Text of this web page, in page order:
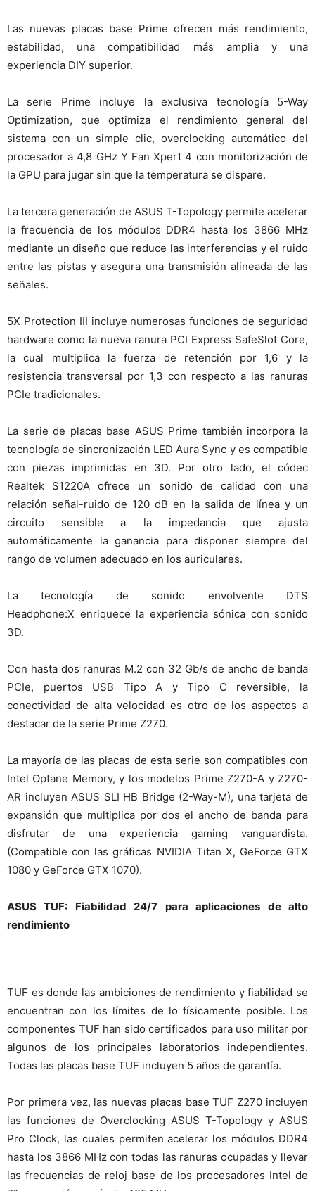
Las nuevas placas base Prime ofrecen más rendimiento,
estabilidad, una compatibilidad más amplia y una
experiencia DIY superior.
La serie Prime incluye la exclusiva tecnología 5-Way
Optimization, que optimiza el rendimiento general del
sistema con un simple clic, overclocking automático del
procesador a 4,8 GHz Y Fan Xpert 4 con monitorización de
la GPU para jugar sin que la temperatura se dispare.
La tercera generación de ASUS T-Topology permite acelerar
la frecuencia de los módulos DDR4 hasta los 3866 MHz
mediante un diseño que reduce las interferencias y el ruido
entre las pistas y asegura una transmisión alineada de las
señales.
5X Protection III incluye numerosas funciones de seguridad
hardware como la nueva ranura PCI Express SafeSlot Core,
la cual multiplica la fuerza de retención por 1,6 y la
resistencia transversal por 1,3 con respecto a las ranuras
PCIe tradicionales.
La serie de placas base ASUS Prime también incorpora la
tecnología de sincronización LED Aura Sync y es compatible
con piezas imprimidas en 3D. Por otro lado, el códec
Realtek S1220A ofrece un sonido de calidad con una
relación señal-ruido de 120 dB en la salida de línea y un
circuito sensible a la impedancia que ajusta
automáticamente la ganancia para disponer siempre del
rango de volumen adecuado en los auriculares.
La tecnología de sonido envolvente DTS
Headphone:X enriquece la experiencia sónica con sonido
3D.
Con hasta dos ranuras M.2 con 32 Gb/s de ancho de banda
PCIe, puertos USB Tipo A y Tipo C reversible, la
conectividad de alta velocidad es otro de los aspectos a
destacar de la serie Prime Z270.
La mayoría de las placas de esta serie son compatibles con
Intel Optane Memory, y los modelos Prime Z270-A y Z270-
AR incluyen ASUS SLI HB Bridge (2-Way-M), una tarjeta de
expansión que multiplica por dos el ancho de banda para
disfrutar de una experiencia gaming vanguardista.
(Compatible con las gráficas NVIDIA Titan X, GeForce GTX
1080 y GeForce GTX 1070).
ASUS TUF: Fiabilidad 24/7 para aplicaciones de alto
rendimiento
TUF es donde las ambiciones de rendimiento y fiabilidad se
encuentran con los límites de lo físicamente posible. Los
componentes TUF han sido certificados para uso militar por
algunos de los principales laboratorios independientes.
Todas las placas base TUF incluyen 5 años de garantía.
Por primera vez, las nuevas placas base TUF Z270 incluyen
las funciones de Overclocking ASUS T-Topology y ASUS
Pro Clock, las cuales permiten acelerar los módulos DDR4
hasta los 3866 MHz con todas las ranuras ocupadas y llevar
las frecuencias de reloj base de los procesadores Intel de